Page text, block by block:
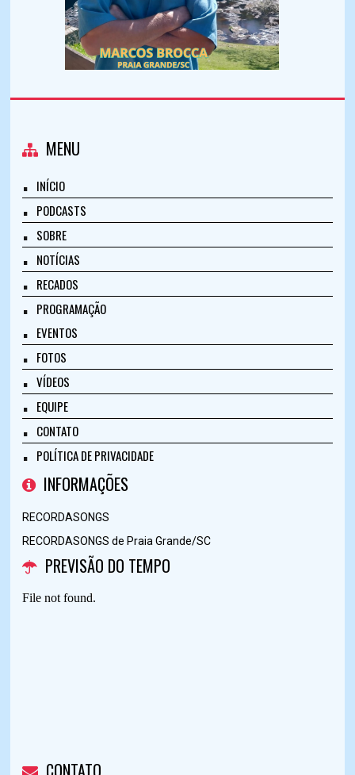
MENU
INÍCIO
PODCASTS
SOBRE
NOTÍCIAS
RECADOS
PROGRAMAÇÃO
EVENTOS
FOTOS
VÍDEOS
EQUIPE
CONTATO
POLÍTICA DE PRIVACIDADE
INFORMAÇÕES
RECORDASONGS
RECORDASONGS de Praia Grande/SC
PREVISÃO DO TEMPO